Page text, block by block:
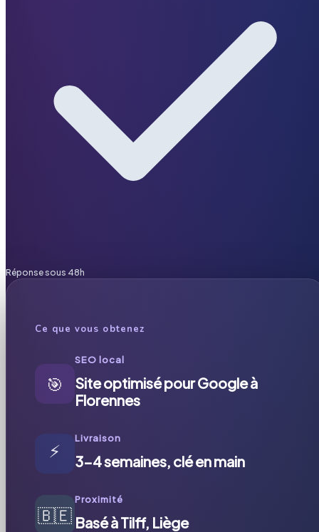
Réponse sous 48h
Ce que vous obtenez
🎯
SEO local
Site optimisé pour Google à
Florennes
⚡
Livraison
3-4 semaines, clé en main
🇧🇪
Proximité
Basé à Tilff, Liège